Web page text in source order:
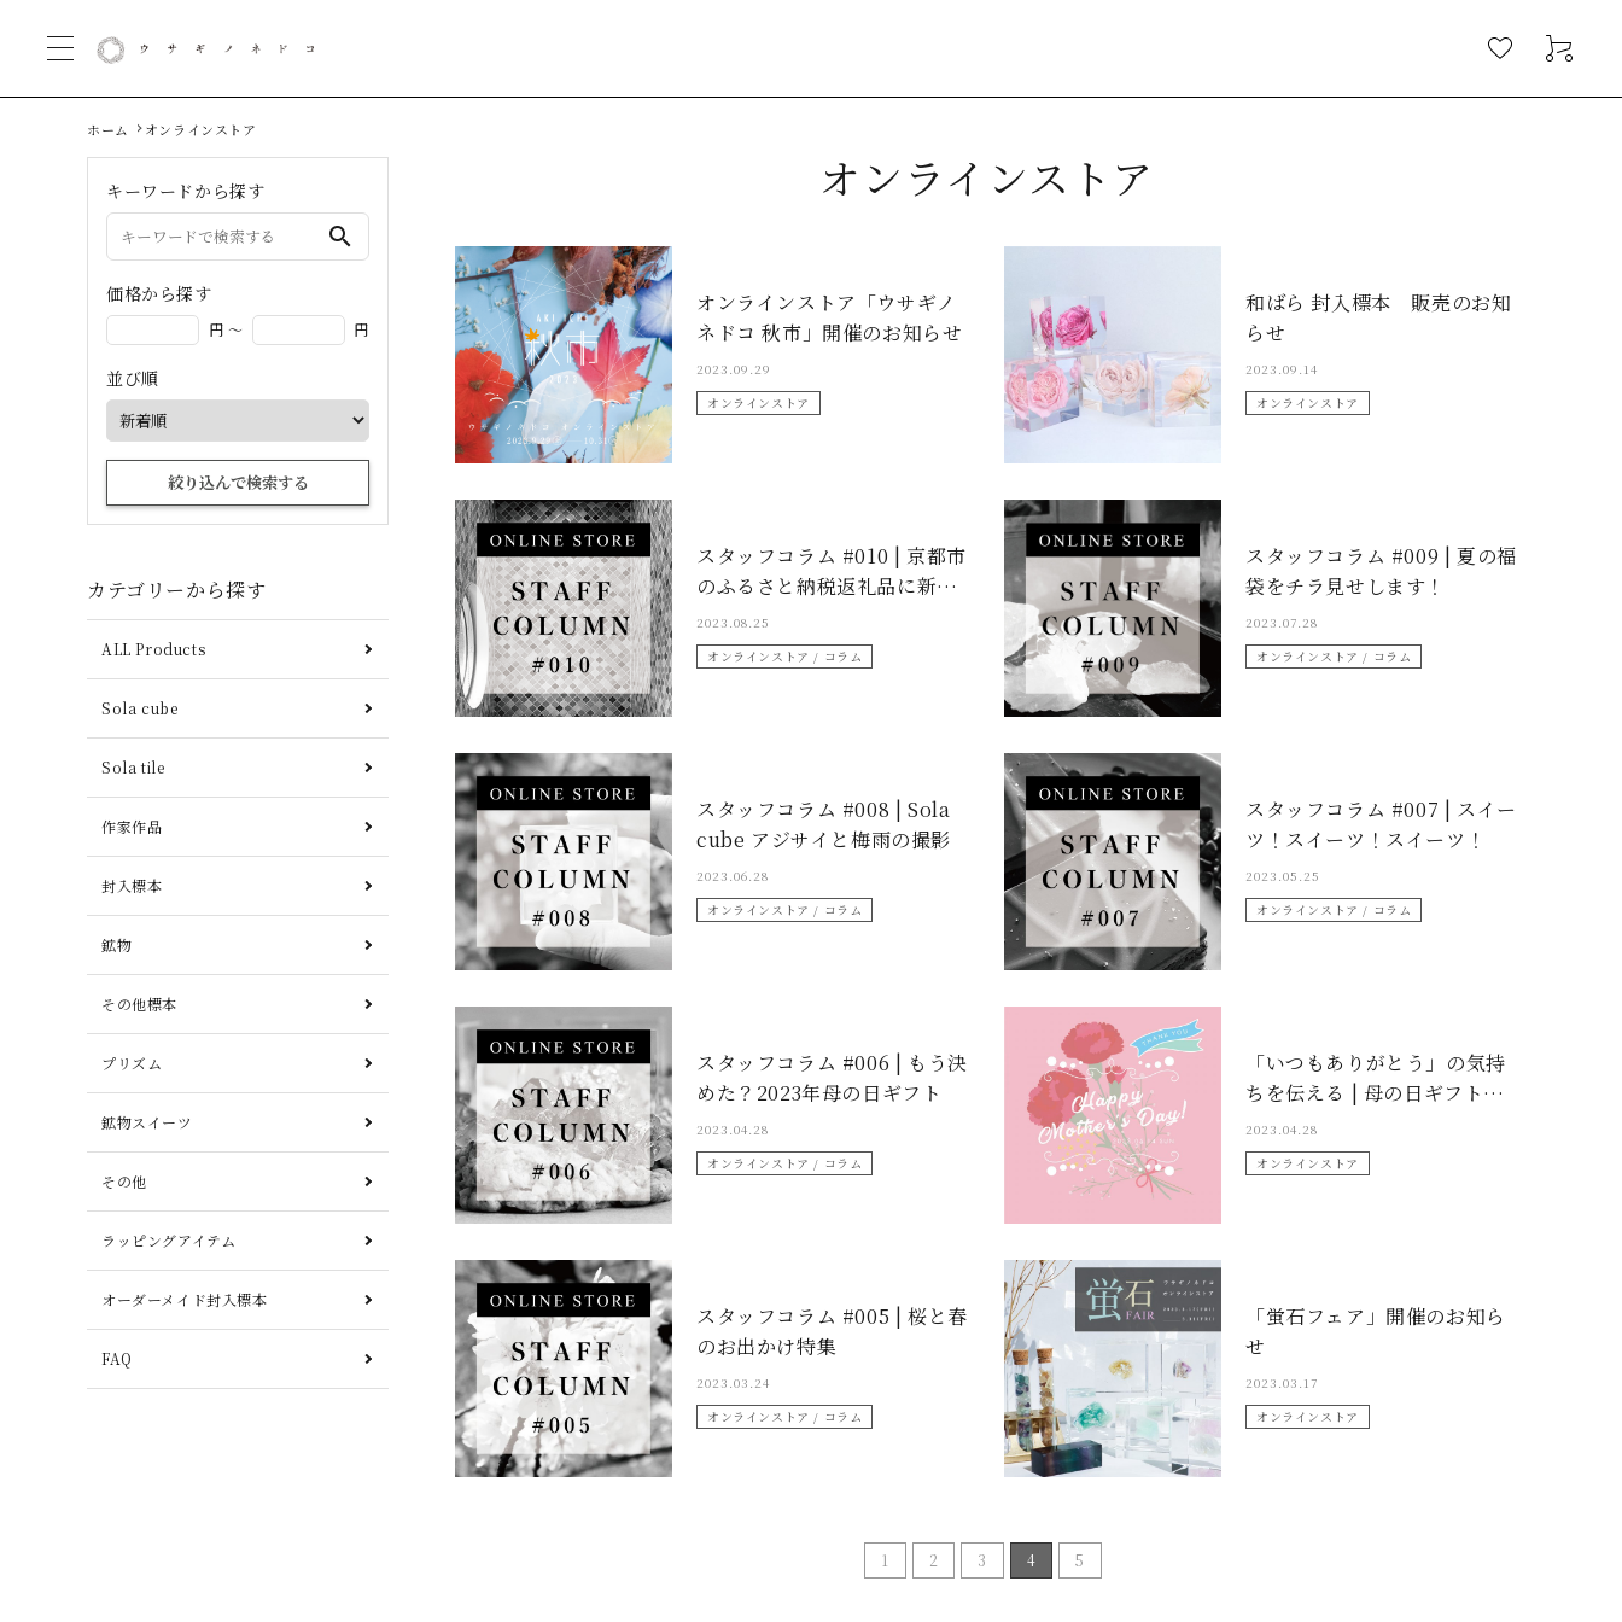
ホーム オンラインストア
オンラインストア
オンラインストア「ウサギノ
ネドコ 秋市」開催のお知らせ
2023.09.29
オンラインストア
和ばら 封入標本 販売のお知
らせ
2023.09.14
オンラインストア
スタッフコラム #010 | 京都市
のふるさと納税返礼品に新登
場！
2023.08.25
オンラインストア / コラム
スタッフコラム #009 | 夏の福
袋をチラ見せします！
2023.07.28
オンラインストア / コラム
スタッフコラム #008 | Sola
cube アジサイと梅雨の撮影
2023.06.28
オンラインストア / コラム
スタッフコラム #007 | スイー
ツ！スイーツ！スイーツ！
2023.05.25
オンラインストア / コラム
スタッフコラム #006 | もう決
めた？2023年母の日ギフト
2023.04.28
オンラインストア / コラム
「いつもありがとう」の気持
ちを伝える | 母の日ギフト特
集
2023.04.28
オンラインストア
スタッフコラム #005 | 桜と春
のお出かけ特集
2023.03.24
オンラインストア / コラム
「蛍石フェア」開催のお知ら
せ
2023.03.17
オンラインストア
1 2 3 4 5
キーワードから探す
search
価格から探す
円 ～ 円
並び順
絞り込んで検索する
カテゴリーから探す
ALL Products
Sola cube
Sola tile
作家作品
封入標本
鉱物
その他標本
プリズム
鉱物スイーツ
その他
ラッピングアイテム
オーダーメイド封入標本
FAQ